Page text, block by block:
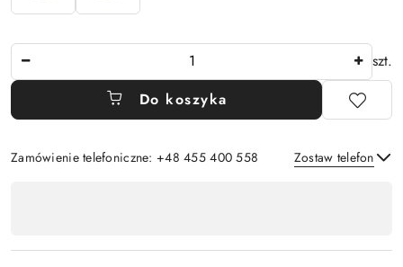
szt.
Do koszyka
Zamówienie telefoniczne: +48 455 400 558 Zostaw telefon
płatność